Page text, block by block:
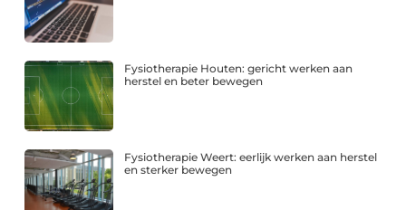
Fysiotherapie Houten: gericht werken aan
herstel en beter bewegen
Fysiotherapie Weert: eerlijk werken aan herstel
en sterker bewegen